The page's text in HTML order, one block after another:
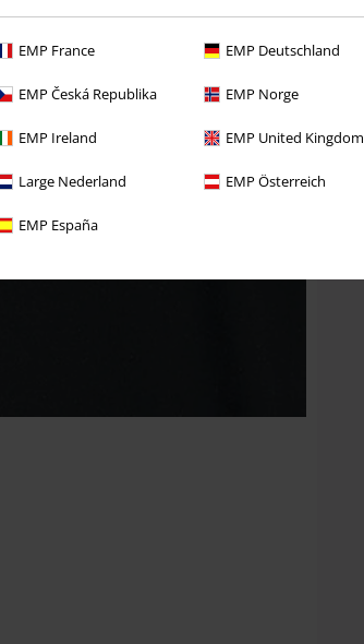
EMP France EMP Deutschland
EMP Česká Republika EMP Norge
EMP Ireland EMP United Kingdom
Large Nederland EMP Österreich
EMP España